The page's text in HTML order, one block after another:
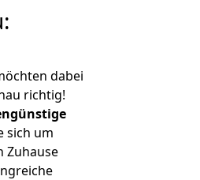
dabei
richtig!
sich um
Zuhause